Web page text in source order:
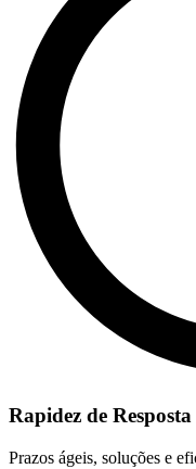
Rapidez de Resposta
Prazos ágeis, soluções e